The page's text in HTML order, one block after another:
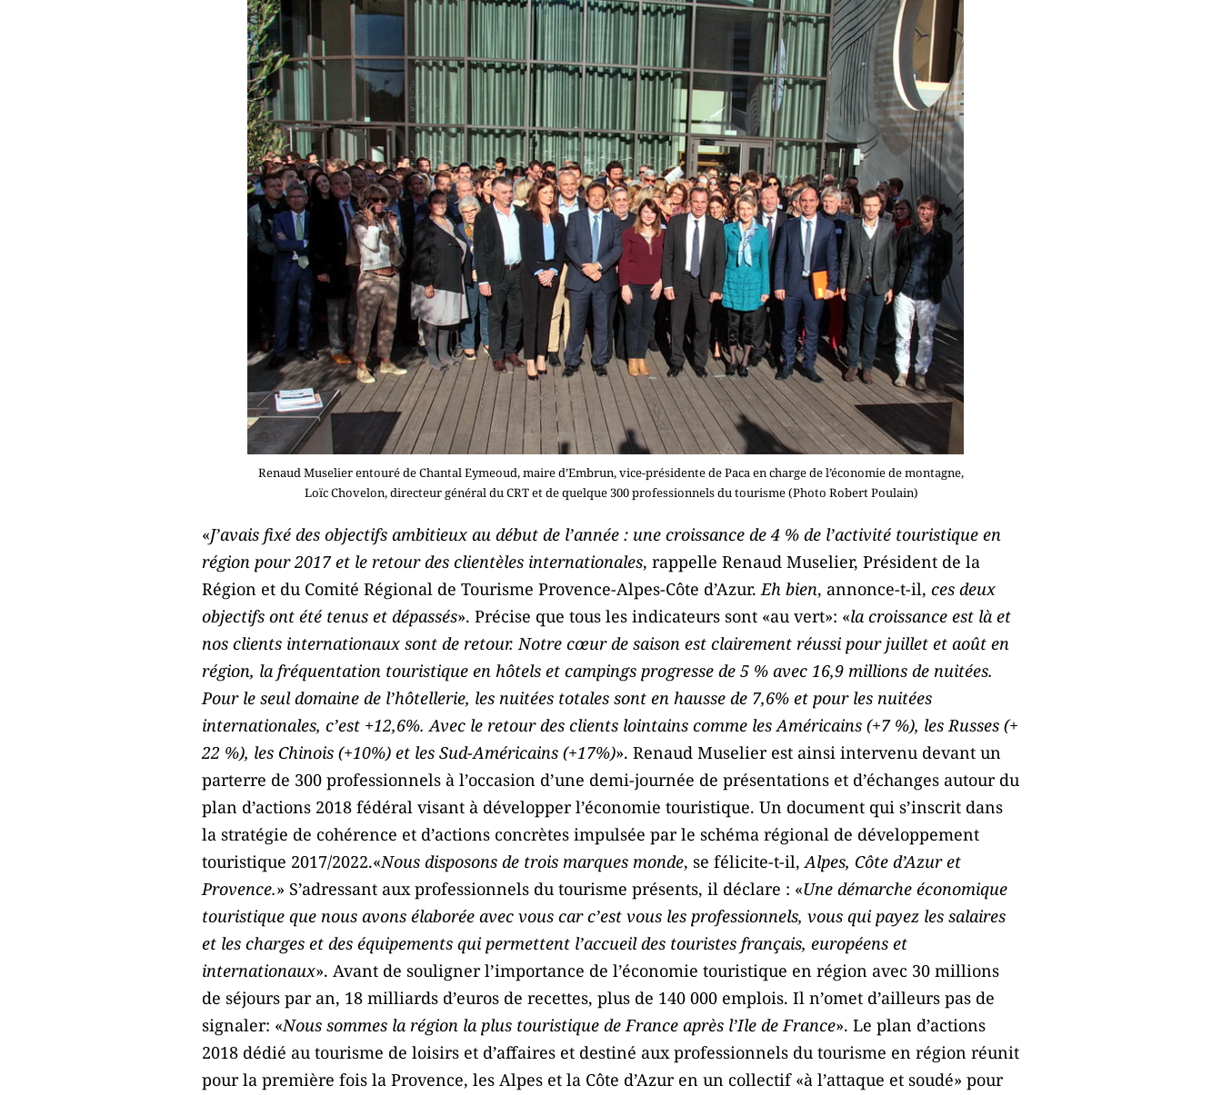
Renaud Muselier entouré de Chantal Eymeoud, maire d’Embrun, vice-présidente de Paca en charge de l’économie de montagne,
Loïc Chovelon, directeur général du CRT et de quelque 300 professionnels du tourisme (Photo Robert Poulain)
«J’avais fixé des objectifs ambitieux au début de l’année : une croissance de 4 % de l’activité touristique en
région pour 2017 et le retour des clientèles internationales, rappelle Renaud Muselier, Président de la
Région et du Comité Régional de Tourisme Provence-Alpes-Côte d’Azur.Eh bien, annonce-t-il, ces deux
objectifs ont été tenus et dépassés». Précise que tous les indicateurs sont «au vert»: «la croissance est là et
nos clients internationaux sont de retour. Notre cœur de saison est clairement réussi pour juillet et août en
région, la fréquentation touristique en hôtels et campings progresse de 5 % avec 16,9 millions de nuitées.
Pour le seul domaine de l’hôtellerie, les nuitées totales sont en hausse de 7,6% et pour les nuitées
internationales, c’est +12,6%. Avec le retour des clients lointains comme les Américains (+7 %), les Russes (+
22 %), les Chinois (+10%) et les Sud-Américains (+17%)». Renaud Muselier est ainsi intervenu devant un
parterre de 300 professionnels à l’occasion d’une demi-journée de présentations et d’échanges autour du
plan d’actions 2018 fédéral visant à développer l’économie touristique. Un document qui s’inscrit dans
la stratégie de cohérence et d’actions concrètes impulsée par le schéma régional de développement
touristique 2017/2022.«Nous disposons de trois marques monde, se félicite-t-il,Alpes, Côte d’Azur et
Provence.» S’adressant aux professionnels du tourisme présents, il déclare : «Une démarche économique
touristique que nous avons élaborée avec vous car c’est vous les professionnels, vous qui payez les salaires
et les charges et des équipements qui permettent l’accueil des touristes français, européens et
internationaux». Avant de souligner l’importance de l’économie touristique en région avec 30 millions
de séjours par an, 18 milliards d’euros de recettes, plus de 140 000 emplois. Il n’omet d’ailleurs pas de
signaler: «Nous sommes la région la plus touristique de France après l’Ile de France». Le plan d’actions
2018 dédié au tourisme de loisirs et d’affaires et destiné aux professionnels du tourisme en région réunit
pour la première fois la Provence, les Alpes et la Côte d’Azur en un collectif «à l’attaque et soudé» pour